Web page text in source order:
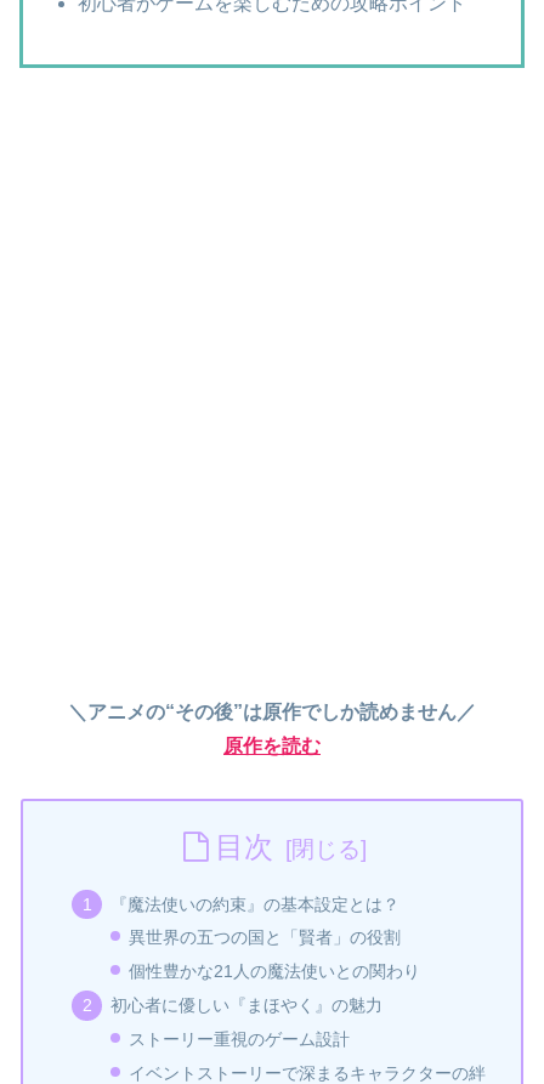
＼アニメの“その後”は原作でしか読めません／
原作を読む
目次
『魔法使いの約束』の基本設定とは？
異世界の五つの国と「賢者」の役割
個性豊かな21人の魔法使いとの関わり
初心者に優しい『まほやく』の魅力
ストーリー重視のゲーム設計
イベントストーリーで深まるキャラクターの絆